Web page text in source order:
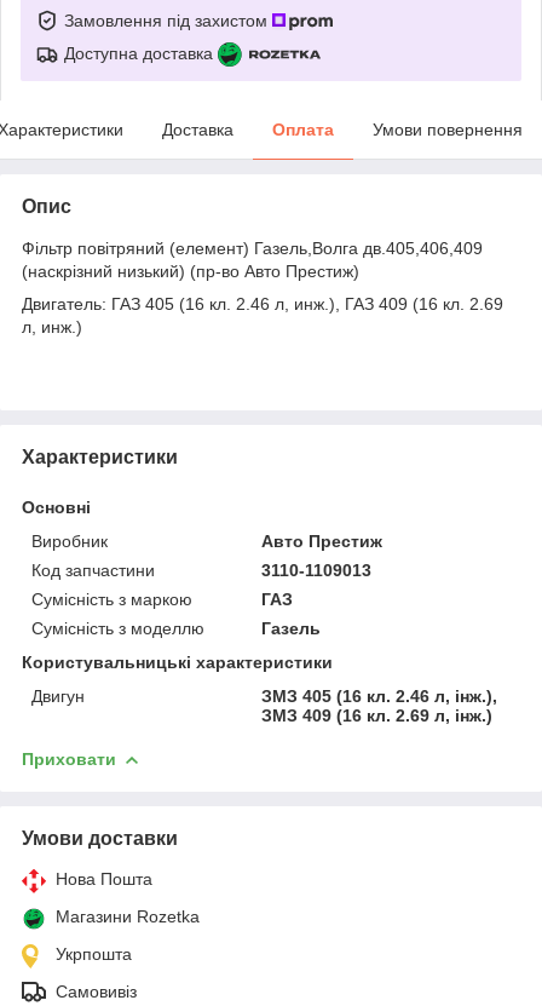
Замовлення під захистом
Доступна доставка
Доставка Оплата Умови повернення
Опис
Фільтр повітряний (елемент) Газель,Волга дв.405,406,409
(наскрізний низький) (пр-во Авто Престиж)
Двигатель: ГАЗ 405 (16 кл. 2.46 л, инж.), ГАЗ 409 (16 кл. 2.69
л, инж.)
Характеристики
Основні
Виробник
Авто Престиж
Код запчастини
3110-1109013
Сумісність з маркою
ГАЗ
Сумісність з моделлю
Газель
Користувальницькі характеристики
Двигун
ЗМЗ 405 (16 кл. 2.46 л, інж.),
ЗМЗ 409 (16 кл. 2.69 л, інж.)
Приховати
Умови доставки
Нова Пошта
Магазини Rozetka
Укрпошта
Самовивіз